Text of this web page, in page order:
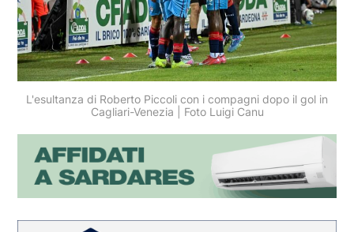
L'esultanza di Roberto Piccoli con i compagni dopo il gol in
Cagliari-Venezia | Foto Luigi Canu